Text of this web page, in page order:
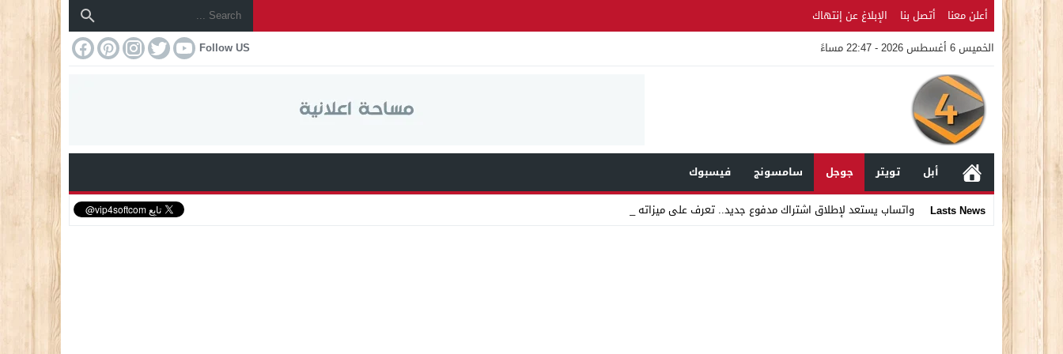
أعلن معنا أتصل بنا
الإبلاغ عن إنتهاك
الخميس 6 أغسطس 2026 - 22:47 مساءً
Follow US
أبل تويتر جوجل سامسونج
فيسبوك
Lasts News
واتساب يستعد لإطلاق اشتراك مدفوع جديد.. تعرف على ميزاته